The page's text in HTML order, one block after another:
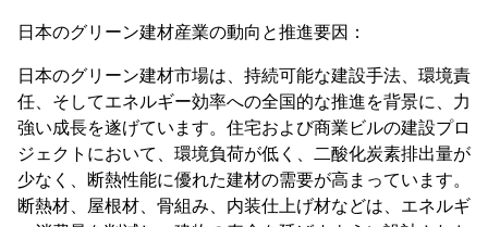
日本のグリーン建材産業の動向と推進要因：
日本のグリーン建材市場は、持続可能な建設手法、環境責
任、そしてエネルギー効率への全国的な推進を背景に、力
強い成長を遂げています。住宅および商業ビルの建設プロ
ジェクトにおいて、環境負荷が低く、二酸化炭素排出量が
少なく、断熱性能に優れた建材の需要が高まっています。
断熱材、屋根材、骨組み、内装仕上げ材などは、エネルギ